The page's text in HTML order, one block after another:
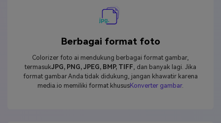
Berbagai format foto
Colorizer foto ai mendukung berbagai format gambar,
termasukJPG, PNG, JPEG, BMP, TIFF, dan banyak lagi. Jika
format gambar Anda tidak didukung, jangan khawatir karena
media.io memiliki format khususKonverter gambar.